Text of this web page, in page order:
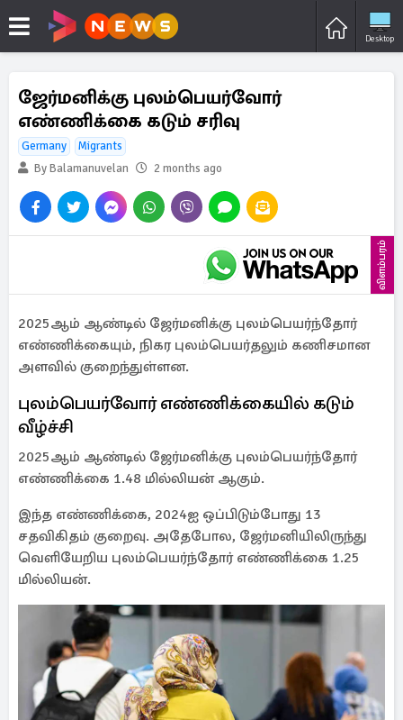
Desktop
ஜேர்மனிக்கு புலம்பெயர்வோர்
எண்ணிக்கை கடும் சரிவு
Germany
Migrants
By Balamanuvelan
2 months ago
விளம்பரம்
2025ஆம் ஆண்டில் ஜேர்மனிக்கு புலம்பெயர்ந்தோர்
எண்ணிக்கையும், நிகர புலம்பெயர்தலும் கணிசமான
அளவில் குறைந்துள்ளன.
புலம்பெயர்வோர் எண்ணிக்கையில் கடும்
வீழ்ச்சி
2025ஆம் ஆண்டில் ஜேர்மனிக்கு புலம்பெயர்ந்தோர்
எண்ணிக்கை 1.48 மில்லியன் ஆகும்.
இந்த எண்ணிக்கை, 2024ஐ ஒப்பிடும்போது 13
சதவிகிதம் குறைவு. அதேபோல, ஜேர்மனியிலிருந்து
வெளியேறிய புலம்பெயர்ந்தோர் எண்ணிக்கை 1.25
மில்லியன்.